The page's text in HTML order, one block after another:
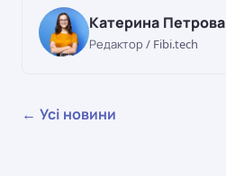
Катерина Петрова
Редактор / Fibi.tech
← Усі новини